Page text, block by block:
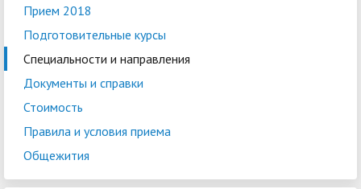
Прием 2018
Подготовительные курсы
Специальности и направления
Документы и справки
Стоимость
Правила и условия приема
Общежития